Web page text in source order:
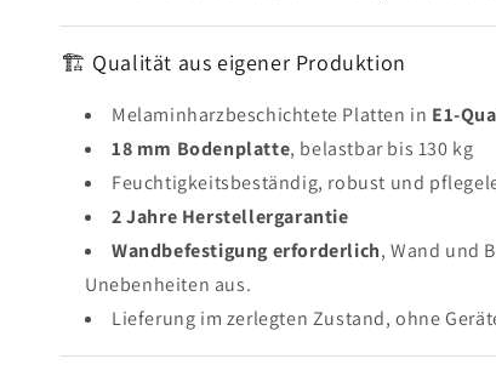
🏗 Qualität aus eigener Produktion
Melaminharzbeschichtete Platten in E1-
18 mm Bodenplatte, belastbar bis 130 kg
Feuchtigkeitsbeständig, robust und
2 Jahre Herstellergarantie
Wandbefestigung erforderlich, Wand und
Unebenheiten aus.
Lieferung im zerlegten Zustand, ohne